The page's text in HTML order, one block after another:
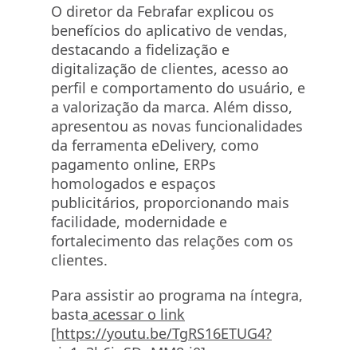
O diretor da Febrafar explicou os
benefícios do aplicativo de vendas,
destacando a fidelização e
digitalização de clientes, acesso ao
perfil e comportamento do usuário, e
a valorização da marca. Além disso,
apresentou as novas funcionalidades
da ferramenta eDelivery, como
pagamento online, ERPs
homologados e espaços
publicitários, proporcionando mais
facilidade, modernidade e
fortalecimento das relações com os
clientes.
Para assistir ao programa na íntegra,
basta acessar o link
[https://youtu.be/TgRS16ETUG4?